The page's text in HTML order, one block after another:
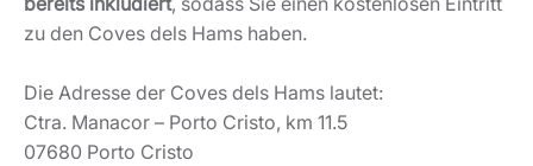
zu den Coves dels Hams haben.
Die Adresse der Coves dels Hams lautet:
Ctra. Manacor – Porto Cristo, km 11.5
07680 Porto Cristo